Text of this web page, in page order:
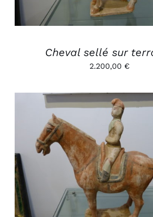
Cheval sellé sur
2.200,00 €
AJOUTER AU PANIER
/